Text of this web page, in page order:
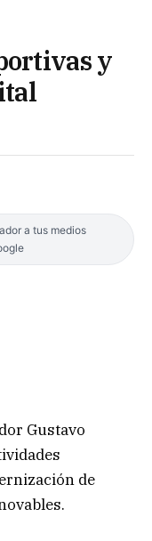
y
a tus medios
Gustavo
de